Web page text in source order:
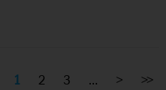
1 2 3 ... > >>